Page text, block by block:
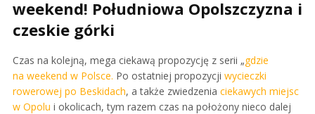
weekend! Południowa Opolszczyzna i
czeskie górki
Czas na kolejną, mega ciekawą propozycję z serii „gdzie
na weekend w Polsce. Po ostatniej propozycji wycieczki
rowerowej po Beskidach, a także zwiedzenia ciekawych miejsc
w Opolu i okolicach, tym razem czas na położony nieco dalej